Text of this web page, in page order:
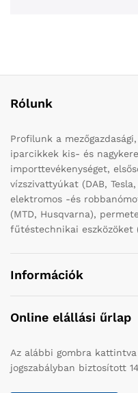
Rólunk
Profilunk a
iparcikkek kis- és
importtevékenységet,
vízszivattyúkat (DAB,
elektromos -és
(MTD, Husqvarna),
fűtéstechnikai eszközöket
Információk
Online elállási űrlap
Az alábbi gombra
jogszabályban biztosított